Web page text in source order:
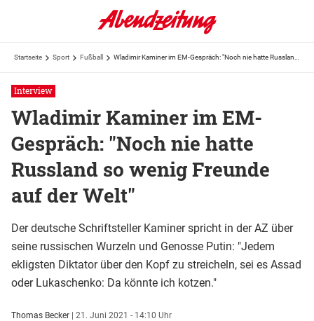
Startseite Sport Fußball
Interview
Wladimir Kaminer im EM-
Gespräch: "Noch nie hatte
Russland so wenig Freunde
auf der Welt"
Der deutsche Schriftsteller Kaminer spricht in der AZ über
seine russischen Wurzeln und Genosse Putin: "Jedem
ekligsten Diktator über den Kopf zu streicheln, sei es Assad
oder Lukaschenko: Da könnte ich kotzen."
Thomas Becker 21. Juni 2021 - 14:10 Uhr